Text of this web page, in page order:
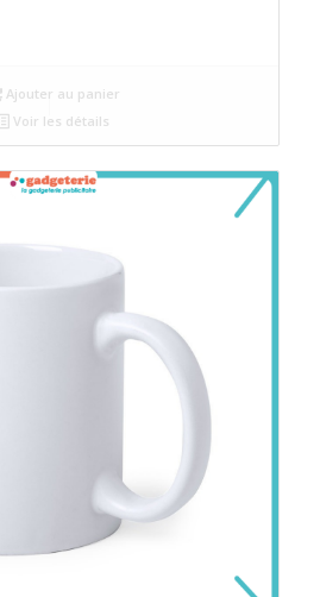
Ajouter au panier
Voir les détails